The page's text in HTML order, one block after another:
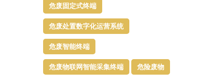
危废固定式终端
危废处置数字化运营系统
危废智能终端
危废物联网智能采集终端 危险废物